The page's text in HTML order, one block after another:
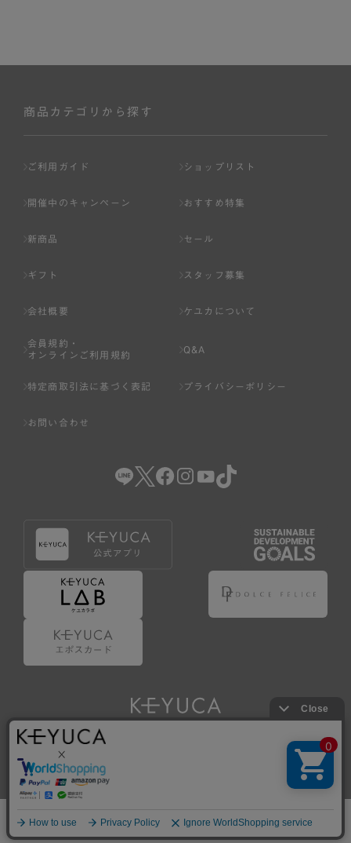
商品カテゴリから探す
ご利用ガイド ショップリスト
開催中のキャンペーン おすすめ特集
新商品 セール
ギフト スタッフ募集
会社概要 ケユカについて
会員規約・
オンラインご利用規約
Q&A
特定商取引法に基づく表記 プライバシーポリシー
お問い合わせ
Copyright © KAWAJUN Co., Ltd. All Rights Reserved.